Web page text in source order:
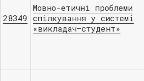
28349
Мовно-етичні проблеми
спілкування у системі
«викладач–студент»